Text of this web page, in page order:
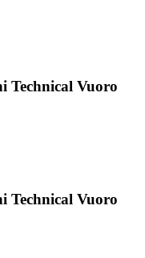
Technical Vuoro
Technical Vuoro